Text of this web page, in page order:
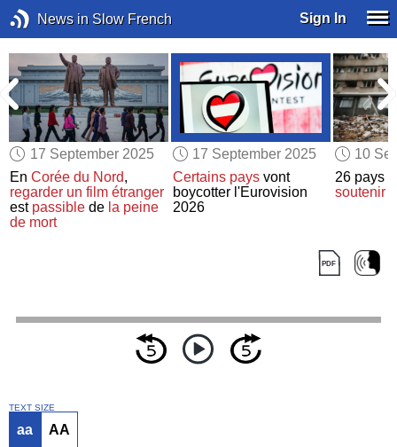
News in Slow French Sign In
17 September 2025
EnCorée du Nord,
regarder un film étranger
est passible de la peine
de mort
17 September 2025
Certains paysvont
boycotter l'Eurovision
2026
10
26 pays
soutenir
TEXT SIZE
aa AA